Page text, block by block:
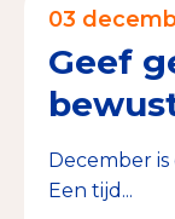
03
Geef
December
Een tijd...